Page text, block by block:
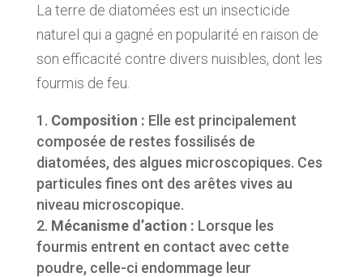
La terre de diatomées est un insecticide
naturel qui a gagné en popularité en raison de
son efficacité contre divers nuisibles, dont les
fourmis de feu.
Composition : Elle est principalement
composée de restes fossilisés de
diatomées, des algues microscopiques. Ces
particules fines ont des arêtes vives au
niveau microscopique.
Mécanisme d’action : Lorsque les
fourmis entrent en contact avec cette
poudre, celle-ci endommage leur